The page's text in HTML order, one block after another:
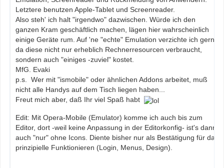
Letztere benutzen Apple-Tablet und Screenreader.
Also steh' ich halt "irgendwo" dazwischen. Würde ich den
ganzen Kram geschäftlich machen, lägen hier wahrscheinlich
einige Geräte rum. Auf 'ne "echte" Emulation verzichte ich gern,
da diese nicht nur erheblich Rechnerresourcen verbraucht,
sondern auch "einiges -zuviel" kostet.
MfG. Evaki
p.s. Wer mit "ismobile" oder ähnlichen Addons arbeitet, muß
nicht alle Handys auf dem Tisch liegen haben...
Freut mich aber, daß Ihr viel Spaß habt
Edit: Mit Opera-Mobile (Emulator) komme ich auch bis zum
Editor, dort -weil keine Anpassung in der Editorkonfig- ist's dann
auch "nur" ohne Icons. Diente bisher nur als Bestätigung für das
prinzipielle Funktionieren (Login, Menus, Design).